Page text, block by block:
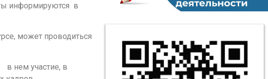
информируются в
может проводиться
в нем участие, в